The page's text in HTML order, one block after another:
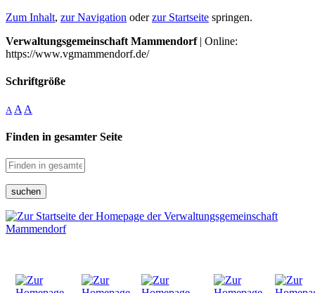
Zum Inhalt, zur Navigation oderzur Startseite springen.
Verwaltungsgemeinschaft Mammendorf| Online:
https://www.vgmammendorf.de/
Schriftgröße
A A A
Finden in gesamter Seite
suchen